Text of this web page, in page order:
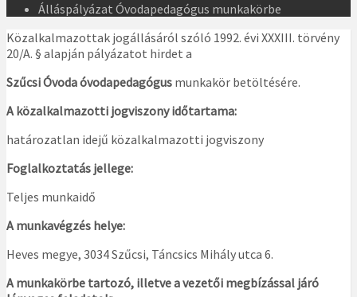
Álláspályázat Óvodapedagógus munkakörbe
Közalkalmazottak jogállásáról szóló 1992. évi XXXIII. törvény
20/A. § alapján pályázatot hirdet a
Szűcsi Óvoda óvodapedagógus munkakör betöltésére.
A közalkalmazotti jogviszony időtartama:
határozatlan idejű közalkalmazotti jogviszony
Foglalkoztatás jellege:
Teljes munkaidő
A munkavégzés helye:
Heves megye, 3034 Szűcsi, Táncsics Mihály utca 6.
A munkakörbe tartozó, illetve a vezetői megbízással járó